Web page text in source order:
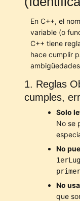
En C++, el
variable (o
C++ tiene
hace cumplir
1. Reglas
cumples,
Solo
No se
No
No
que